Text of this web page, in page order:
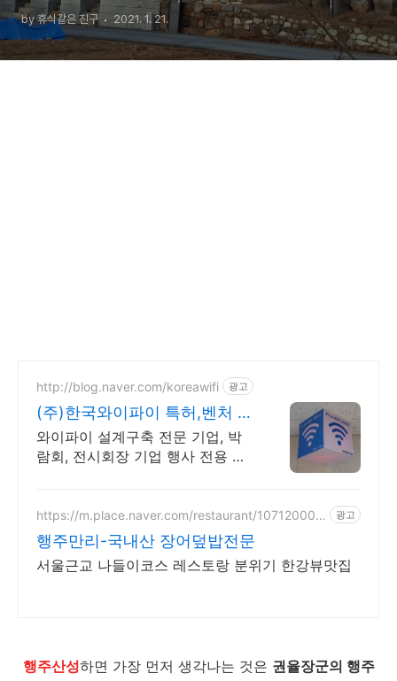
by 휴식같은 친구 2021. 1. 21.
http://blog.naver.com/koreawifi 광고
(주)한국와이파이 특허,벤처 전
문구축
와이파이 설계구축 전문 기업, 박
람회, 전시회장 기업 행사 전용 와
https://m.place.naver.com/restaurant/107120001
광고
행주만리-국내산 장어덮밥전문
서울근교 나들이코스 레스토랑 분위기 한강뷰맛집
행주산성하면 가장 먼저 생각나는 것은 권율장군의 행주